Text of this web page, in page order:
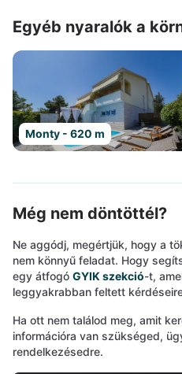
Egyéb nyaralók a
Monty - 620 m
Még nem döntöttél?
Ne aggódj, megértjük, hogy a
nem könnyű feladat. Hogy
egy átfogó GYIK szekció-t,
leggyakrabban feltett
Ha ott nem találod meg, amit
információra van szükséged,
rendelkezésedre.